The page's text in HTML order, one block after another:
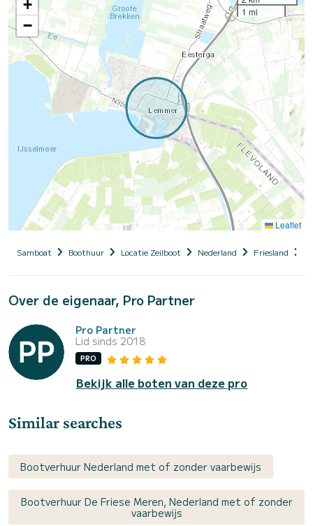
+
−
1 mi
Leaflet
Samboat Boothuur Locatie Zeilboot Nederland Friesland
Over de eigenaar, Pro Partner
Pro Partner
Lid sinds 2018
PRO
Bekijk alle boten van deze pro
Similar searches
Bootverhuur Nederland met of zonder vaarbewijs
Bootverhuur De Friese Meren, Nederland met of zonder
vaarbewijs